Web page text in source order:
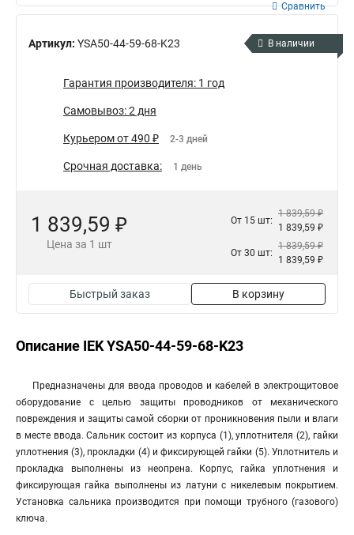
Артикул: YSA50-44-59-68-K23
Сравнить
В наличии
Гарантия производителя: 1 год
Самовывоз: 2 дня
Курьером от 490 ₽ 2-3 дней
Срочная доставка: 1 день
1 839,59 ₽
Цена за 1 шт
От 15 шт:
1 839,59 ₽
1 839,59 ₽
От 30 шт:
1 839,59 ₽
1 839,59 ₽
Быстрый заказ В корзину
Описание IEK YSA50-44-59-68-K23
Предназначены для ввода проводов и кабелей в электрощитовое
оборудование с целью защиты проводников от механического
повреждения и защиты самой сборки от проникновения пыли и влаги
в месте ввода. Сальник состоит из корпуса (1), уплотнителя (2), гайки
уплотнения (3), прокладки (4) и фиксирующей гайки (5). Уплотнитель и
прокладка выполнены из неопрена. Корпус, гайка уплотнения и
фиксирующая гайка выполнены из латуни с никелевым покрытием.
Установка сальника производится при помощи трубного (газового)
ключа.